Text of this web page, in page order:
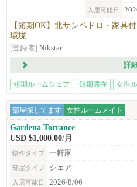
入居可能日
【短期OK】北サンペドロ・家具
環境
[登録者] Nikstar
詳細
短期ルームシェア 短期滞在 女性
部屋探してます 女性ルームメイト
Gardena Torrance
USD $1,000.00/月
物件タイプ 一軒家
部屋タイプ シェア
入居可能日 2026/8/06